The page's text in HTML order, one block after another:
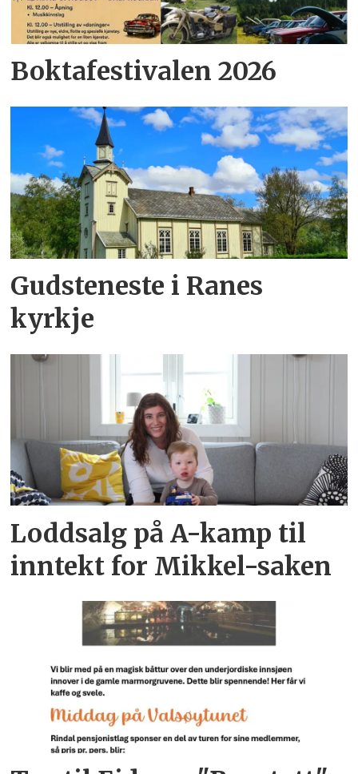
Boktafestivalen 2026
Gudsteneste i Ranes
kyrkje
Loddsalg på A-kamp til
inntekt for Mikkel-saken